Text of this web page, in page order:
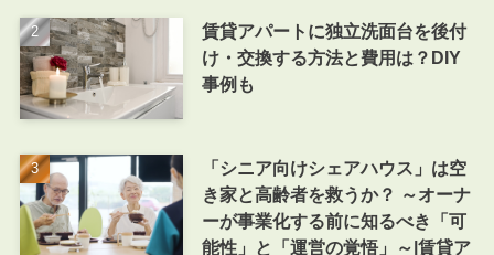
賃貸アパートに独立洗面台を後付
け・交換する方法と費用は？DIY
事例も
「シニア向けシェアハウス」は空
き家と高齢者を救うか？ ～オーナ
ーが事業化する前に知るべき「可
能性」と「運営の覚悟」～|賃貸ア